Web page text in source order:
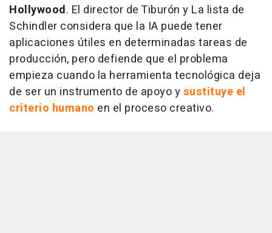
Hollywood. El director de Tiburón y La lista de
Schindler considera que la IA puede tener
aplicaciones útiles en determinadas tareas de
producción, pero defiende que el problema
empieza cuando la herramienta tecnológica deja
de ser un instrumento de apoyo ysustituye el
criterio humano en el proceso creativo.